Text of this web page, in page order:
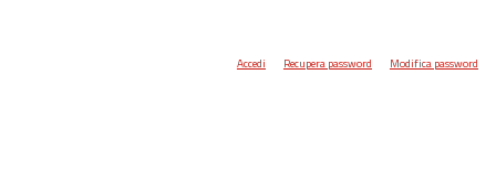
Accedi Recupera password Modifica password